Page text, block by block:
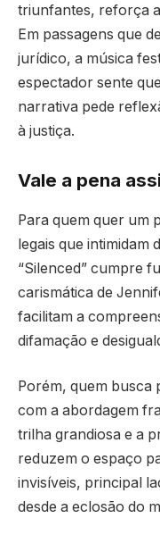
triunfantes, reforça
Em passagens que
jurídico, a música
espectador sente
narrativa pede
à justiça.
Vale a pena
Para quem quer um
legais que intimidam
“Silenced” cumpre
carismática de
facilitam a
difamação e
Porém, quem
com a abordagem
trilha grandiosa e a
reduzem o espaço
invisíveis, principal
desde a eclosão do